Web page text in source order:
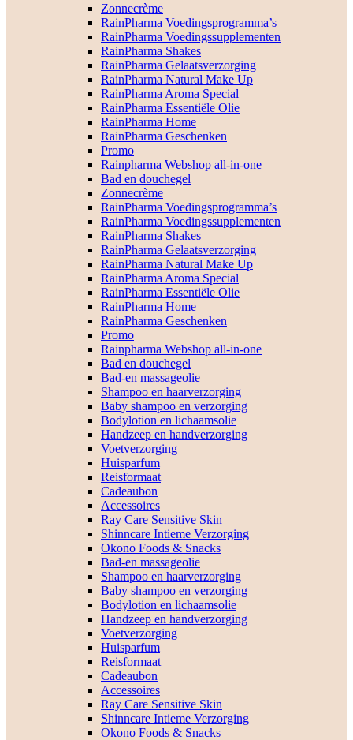
Zonnecrème
RainPharma Voedingsprogramma’s
RainPharma Voedingssupplementen
RainPharma Shakes
RainPharma Gelaatsverzorging
RainPharma Natural Make Up
RainPharma Aroma Special
RainPharma Essentiële Olie
RainPharma Home
RainPharma Geschenken
Promo
Rainpharma Webshop all-in-one
Bad en douchegel
Zonnecrème
RainPharma Voedingsprogramma’s
RainPharma Voedingssupplementen
RainPharma Shakes
RainPharma Gelaatsverzorging
RainPharma Natural Make Up
RainPharma Aroma Special
RainPharma Essentiële Olie
RainPharma Home
RainPharma Geschenken
Promo
Rainpharma Webshop all-in-one
Bad en douchegel
Bad-en massageolie
Shampoo en haarverzorging
Baby shampoo en verzorging
Bodylotion en lichaamsolie
Handzeep en handverzorging
Voetverzorging
Huisparfum
Reisformaat
Cadeaubon
Accessoires
Ray Care Sensitive Skin
Shinncare Intieme Verzorging
Okono Foods & Snacks
Bad-en massageolie
Shampoo en haarverzorging
Baby shampoo en verzorging
Bodylotion en lichaamsolie
Handzeep en handverzorging
Voetverzorging
Huisparfum
Reisformaat
Cadeaubon
Accessoires
Ray Care Sensitive Skin
Shinncare Intieme Verzorging
Okono Foods & Snacks